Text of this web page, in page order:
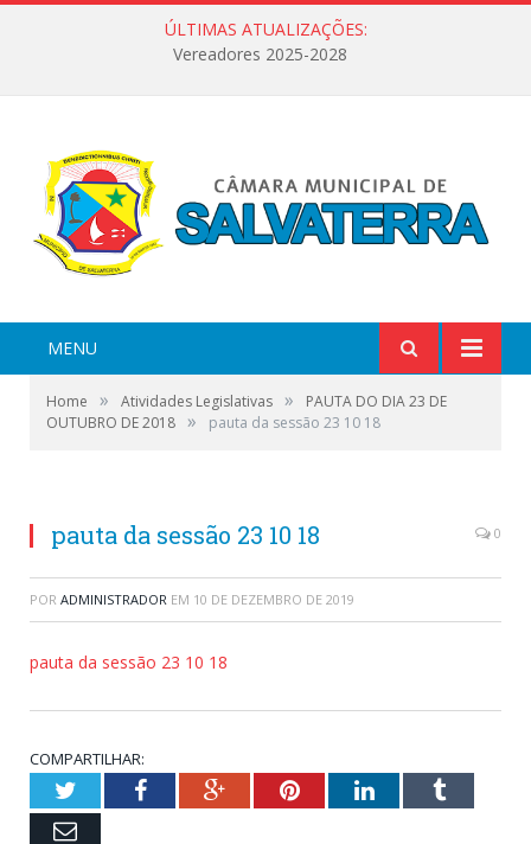
ÚLTIMAS ATUALIZAÇÕES:
Vereadores 2025-2028
MENU
Home » Atividades Legislativas »
PAUTA DO DIA 23 DE
OUTUBRO DE 2018 » pauta da sessão 23 10 18
pauta da sessão 23 10 18 0
POR ADMINISTRADOR EM 10 DE DEZEMBRO DE 2019
pauta da sessão 23 10 18
COMPARTILHAR:
TwitterFacebookGoogle+PinterestLinkedInTumblr
Email